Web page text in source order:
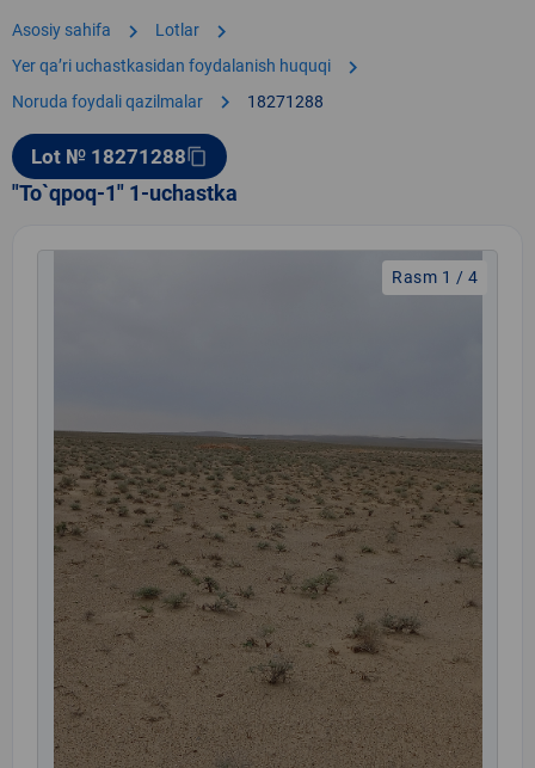
Asosiy sahifa chevron_right Lotlar chevron_right
Yer qaʼri uchastkasidan foydalanish huquqi chevron_right
Noruda foydali qazilmalar chevron_right 18271288
Lot № 18271288content_copy
"To`qpoq-1" 1-uchastka
Rasm 1 / 4